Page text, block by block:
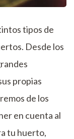
tipos de
Desde los
propias
de los
en cuenta al
tu huerto,